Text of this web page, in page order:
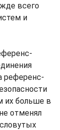
всего
и
референс-
их больше в
отменял